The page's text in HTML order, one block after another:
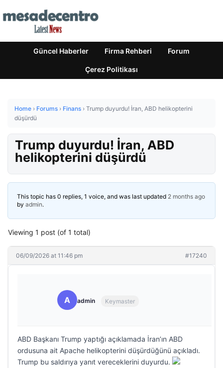
Güncel Haberler Firma Rehberi Forum
Çerez Politikası
Home › Forums › Finans › Trump duyurdu! İran, ABD helikopterini
düşürdü
Trump duyurdu! İran, ABD
helikopterini düşürdü
This topic has 0 replies, 1 voice, and was last updated 2 months ago
by admin.
Viewing 1 post (of 1 total)
06/09/2026 at 11:46 pm #17240
A admin Keymaster
ABD Başkanı Trump yaptığı açıklamada İran’ın ABD
ordusuna ait Apache helikopterini düşürdüğünü açıkladı.
Trump bu saldırıya yanıt vereceklerini duyurdu.